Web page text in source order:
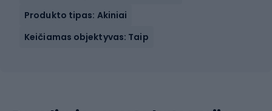
Produkto tipas: Akiniai
Keičiamas objektyvas: Taip